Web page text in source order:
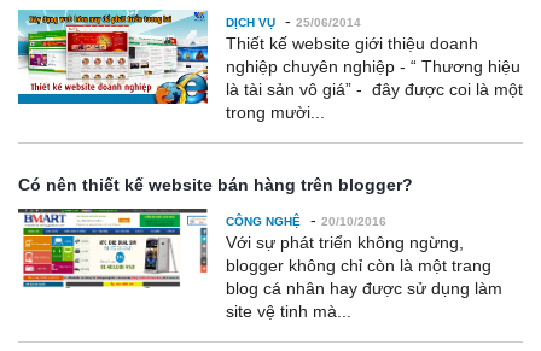
DỊCH VỤ - 25/06/2014
Thiết kế website giới thiệu doanh
nghiệp chuyên nghiệp - “ Thương hiệu
là tài sản vô giá” - đây được coi là một
trong mười...
Có nên thiết kế website bán hàng trên blogger?
CÔNG NGHỆ - 20/10/2016
Với sự phát triển không ngừng,
blogger không chỉ còn là một trang
blog cá nhân hay được sử dụng làm
site vệ tinh mà...